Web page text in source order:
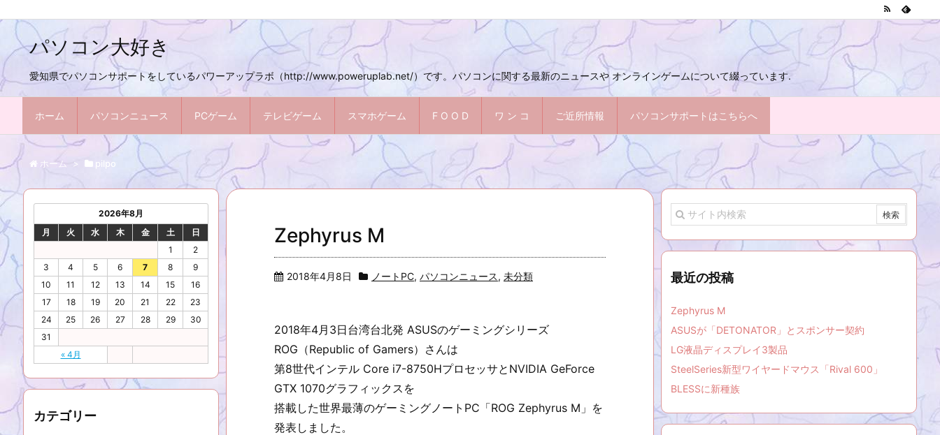
パソコン大好き
愛知県でパソコンサポートをしているパワーアップラボ（http://www.poweruplab.net/）です。パソコンに関する最新のニュースや オンラインゲームについて綴っています.
ホーム パソコンニュース PCゲーム テレビゲーム スマホゲーム F O O D ワ ン コ ご近所情報 パソコンサポートはこちらへ
ホーム > pilpo
Zephyrus M
2018年4月8日 ノートPC, パソコンニュース, 未分類
2018年4月3日台湾台北発 ASUSのゲーミングシリーズ
ROG（Republic of Gamers）さんは
第8世代インテル Core i7-8750HプロセッサとNVIDIA GeForce
GTX 1070グラフィックスを
搭載した世界最薄のゲーミングノートPC「ROG Zephyrus M」を
発表しました。
2026年8月
月
火 水 木 金 土 日
« 4月
1
2
3
4 5 6 7 8
9
10
11 12 13 14 15
16
17
18 19 20 21 22
23
24
25 26 27 28 29
30
31
カテゴリー
最近の投稿
Zephyrus M
ASUSが「DETONATOR」とスポンサー契約
LG液晶ディスプレイ3製品
SteelSeries新型ワイヤードマウス「Rival 600」
BLESSに新種族